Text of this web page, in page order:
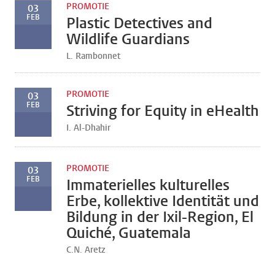
03
FEB
PROMOTIE
Plastic Detectives and
Wildlife Guardians
L. Rambonnet
03
FEB
PROMOTIE
Striving for Equity in eHealth
I. Al-Dhahir
03
FEB
PROMOTIE
Immaterielles kulturelles
Erbe, kollektive Identität und
Bildung in der Ixil-Region, El
Quiché, Guatemala
C.N. Aretz